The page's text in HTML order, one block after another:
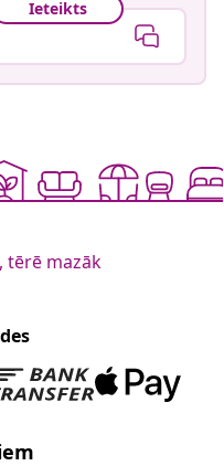
Ieteikts
tērē mazāk